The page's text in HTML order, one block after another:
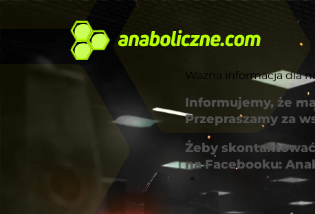
Ważna informacja dla
Informujemy, że
Przepraszamy za
Żeby
na Facebooku:
×